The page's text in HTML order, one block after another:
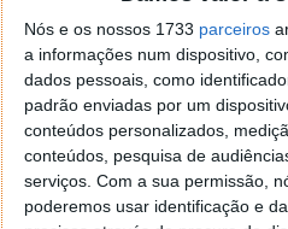
Nós e os nossos 1733 parceiros
a informações num dispositivo,
dados pessoais, como
padrão enviadas por um
conteúdos personalizados,
conteúdos, pesquisa de
serviços. Com a sua permissão,
poderemos usar identificação e